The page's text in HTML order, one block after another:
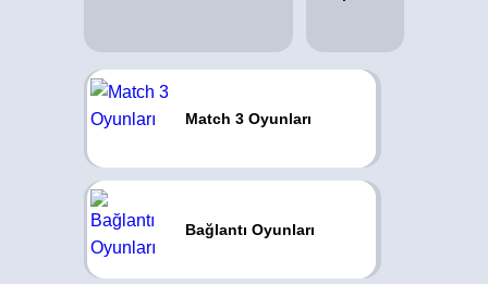
Match 3 Oyunları
Bağlantı Oyunları